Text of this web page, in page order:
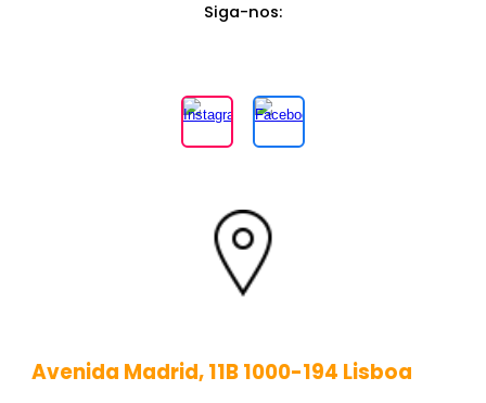
Siga-nos:
Avenida Madrid, 11B 1000-194 Lisboa